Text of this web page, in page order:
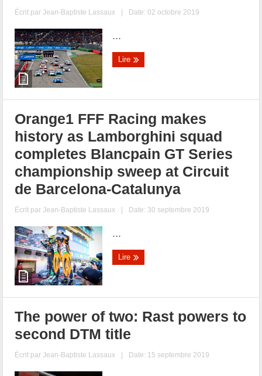
Écrit parJean-Baptiste Lassaux | Date: 02 octobre 2019
...
Lire
Orange1 FFF Racing makes
history as Lamborghini squad
completes Blancpain GT Series
championship sweep at Circuit
de Barcelona-Catalunya
Écrit parJean-Baptiste Lassaux | Date: 30 septembre 2019
...
Lire
The power of two: Rast powers to
second DTM title
Écrit parJean-Baptiste Lassaux | Date: 15 septembre 2019